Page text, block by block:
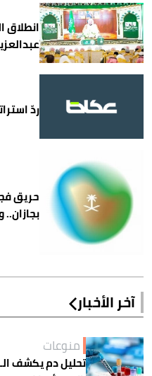
انطلاق
ردّ
حريق
آخر الأخبار
منوعات